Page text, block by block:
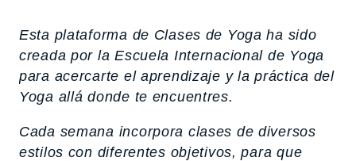
Esta plataforma de Clases de Yoga ha sido
creada por la Escuela Internacional de Yoga
para acercarte el aprendizaje y la práctica del
Yoga allá donde te encuentres.
Cada semana incorpora clases de diversos
estilos con diferentes objetivos, para que